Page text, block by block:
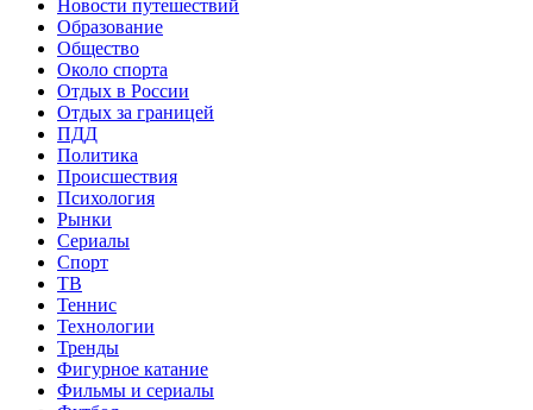
Новости путешествий
Образование
Общество
Около спорта
Отдых в России
Отдых за границей
ПДД
Политика
Происшествия
Психология
Рынки
Сериалы
Спорт
ТВ
Теннис
Технологии
Тренды
Фигурное катание
Фильмы и сериалы